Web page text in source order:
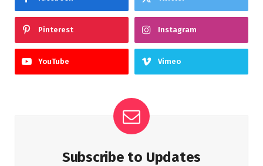
Pinterest Instagram
YouTube Vimeo
Subscribe to Updates